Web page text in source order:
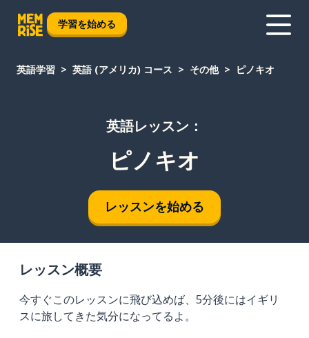
学習を始める
英語学習 英語 (アメリカ) コース その他 ピノキオ
英語レッスン：
ピノキオ
レッスンを始める
レッスン概要
今すぐこのレッスンに飛び込めば、5分後にはイギリ
スに旅してきた気分になってるよ。